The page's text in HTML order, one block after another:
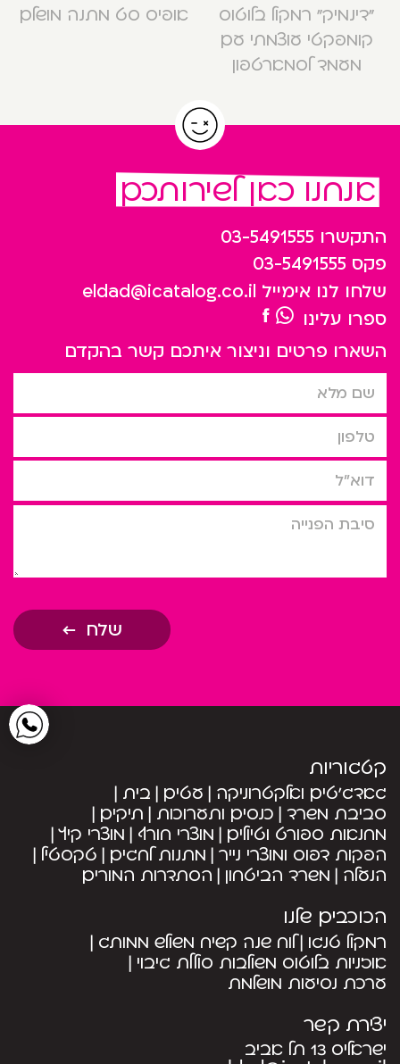
“דינמיק” רמקול בלוטוס
קומפקטי עוצמתי עם
מעמד לסמארטפון
אופיס סט מתנה מושלם
אנחנו כאן לשירותכם
התקשרו 03-5491555
פקס 03-5491555
שלחו לנו אימייל eldad@icatalog.co.il
ספרו עלינו
השארו פרטים וניצור איתכם קשר בהקדם
שם מלא
טלפון
דוא”ל
סיבת הפניה
שלח
קטגוריות
גאדג’טים ואלקטרוניקה עטים בית
סביבת משרד כנסים ותערוכות תיקים
מחנאות ספורט וטיולים מוצרי חורף מוצרי קיץ
הפקות דפוס ומוצרי נייר מתנות לחגים טקסטיל
הנעלה משרד הביטחון הסתדרות המורים
הכוכבים שלנו
רמקול טנגו לוח שנה קשיח משולש ממותג
אוזניות בלוטוס משולבות סוללת גיבוי
ערכת נסיעות מושלמת
יצירת קשר
ישראליס 13 תל אביב